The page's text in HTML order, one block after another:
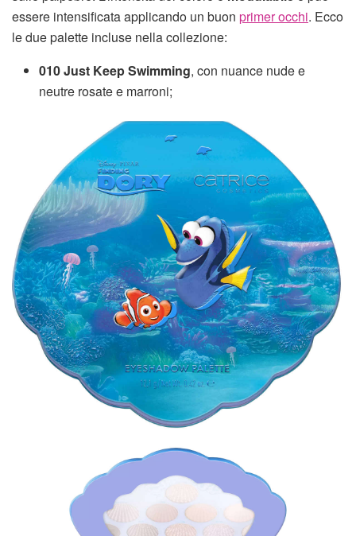
essere intensificata applicando un buon primer occhi. Ecco
le due palette incluse nella collezione:
010 Just Keep Swimming, con nuance nude e
neutre rosate e marroni;